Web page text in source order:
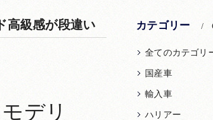
高級感が段違い
デリ
カテゴリー
全てのカテゴリ
国産車
輸入車
ハリアー